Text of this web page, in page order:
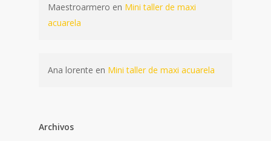
Maestroarmero en Mini taller de maxi
acuarela
Ana lorente en Mini taller de maxi acuarela
Archivos